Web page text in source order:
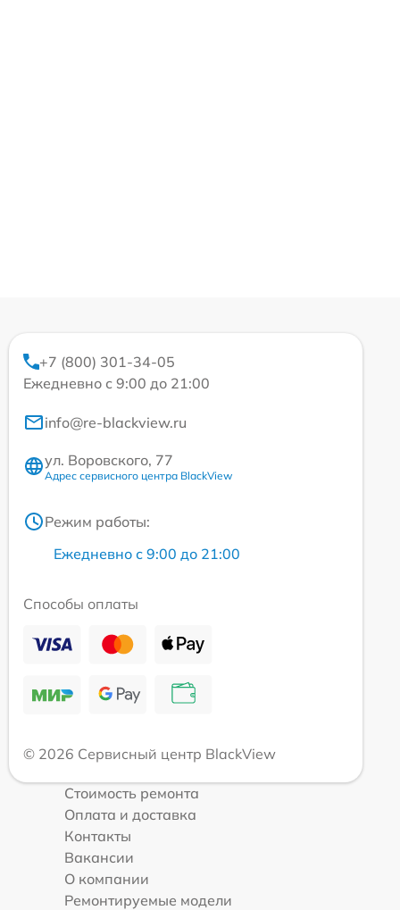
+7 (800) 301-34-05
Ежедневно с 9:00 до 21:00
info@re-blackview.ru
ул. Воровского, 77
Адрес сервисного центра BlackView
Режим работы:
Ежедневно с 9:00 до 21:00
Способы оплаты
© 2026 Сервисный центр BlackView
Стоимость ремонта
Оплата и доставка
Контакты
Вакансии
О компании
Ремонтируемые модели